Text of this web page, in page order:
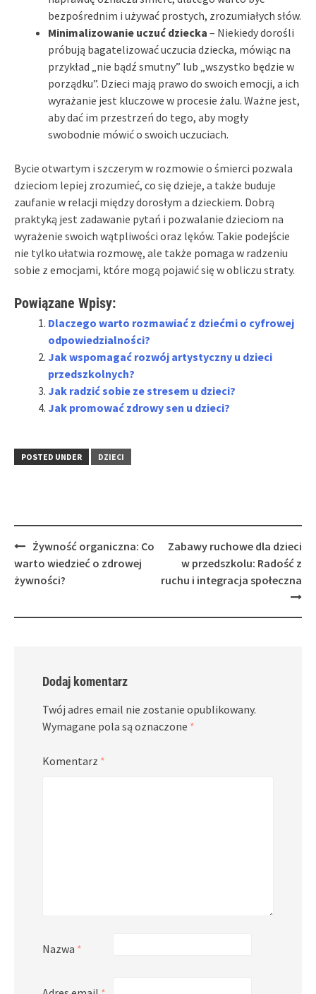
bezpośrednim i używać prostych, zrozumiałych słów.
Minimalizowanie uczuć dziecka – Niekiedy dorośli
próbują bagatelizować uczucia dziecka, mówiąc na
przykład „nie bądź smutny” lub „wszystko będzie w
porządku”. Dzieci mają prawo do swoich emocji, a ich
wyrażanie jest kluczowe w procesie żalu. Ważne jest,
aby dać im przestrzeń do tego, aby mogły
swobodnie mówić o swoich uczuciach.
Bycie otwartym i szczerym w rozmowie o śmierci pozwala
dzieciom lepiej zrozumieć, co się dzieje, a także buduje
zaufanie w relacji między dorosłym a dzieckiem. Dobrą
praktyką jest zadawanie pytań i pozwalanie dzieciom na
wyrażenie swoich wątpliwości oraz lęków. Takie podejście
nie tylko ułatwia rozmowę, ale także pomaga w radzeniu
sobie z emocjami, które mogą pojawić się w obliczu straty.
Powiązane Wpisy:
Dlaczego warto rozmawiać z dziećmi o cyfrowej
odpowiedzialności?
Jak wspomagać rozwój artystyczny u dzieci
przedszkolnych?
Jak radzić sobie ze stresem u dzieci?
Jak promować zdrowy sen u dzieci?
POSTED UNDER DZIECI
Post
navigation
Żywność organiczna: Co
warto wiedzieć o zdrowej
żywności?
Zabawy ruchowe dla dzieci
w przedszkolu: Radość z
ruchu i integracja społeczna
Dodaj komentarz
Twój adres email nie zostanie opublikowany.
Wymagane pola są oznaczone *
Komentarz *
Nazwa *